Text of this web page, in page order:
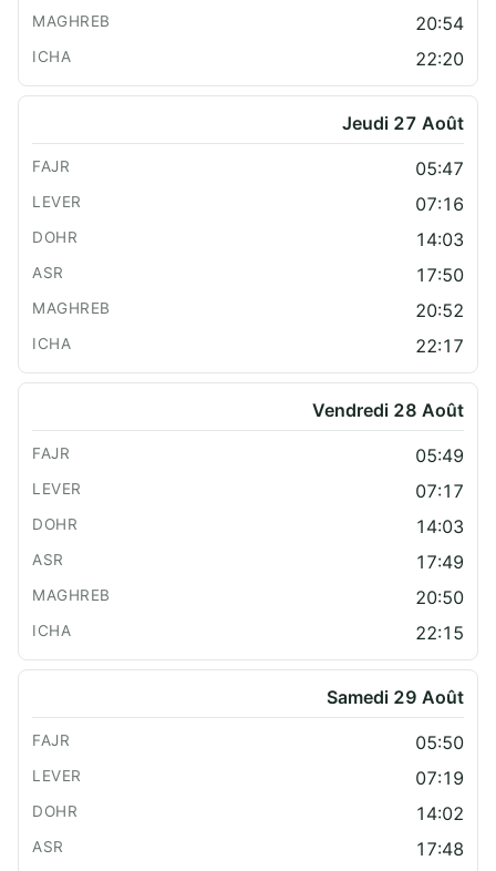
20:54
22:20
Jeudi 27 Août
05:47
07:16
14:03
17:50
20:52
22:17
Vendredi 28 Août
05:49
07:17
14:03
17:49
20:50
22:15
Samedi 29 Août
05:50
07:19
14:02
17:48